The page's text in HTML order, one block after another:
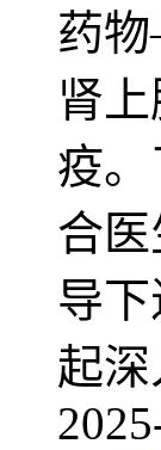
药
肾
疫
合
导
起